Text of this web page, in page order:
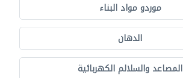
موردو مواد البناء
الدهان
المصاعد والسلالم الكهربائية